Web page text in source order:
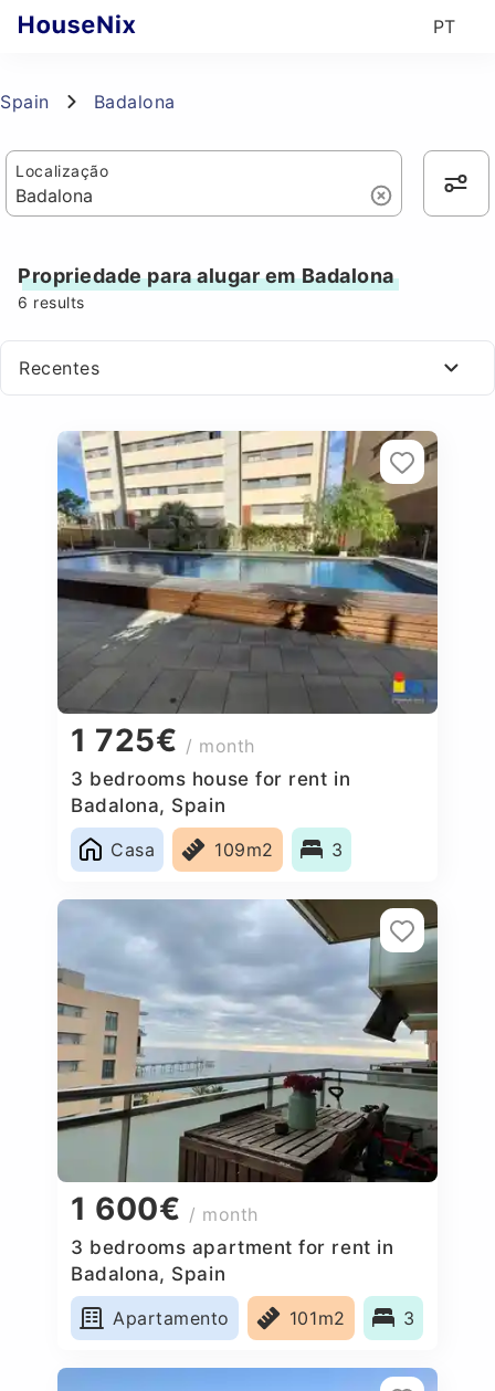
PT
Spain Badalona
Localização
Propriedade para alugar em Badalona
6 results
Recentes
1 725€ / month
3 bedrooms house for rent in
Badalona, Spain
Casa
109m2 3
1 600€ / month
3 bedrooms apartment for rent in
Badalona, Spain
Apartamento
101m2 3